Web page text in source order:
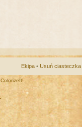
Ekipa • Usuń ciasteczka
ColorizeIt!